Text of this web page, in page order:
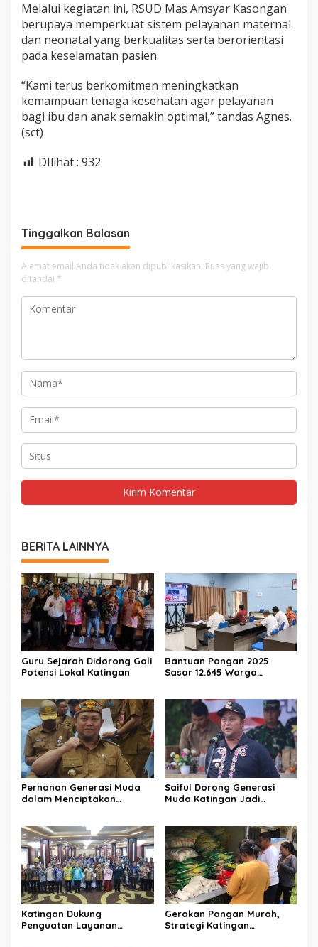
Melalui kegiatan ini, RSUD Mas Amsyar Kasongan
berupaya memperkuat sistem pelayanan maternal
dan neonatal yang berkualitas serta berorientasi
pada keselamatan pasien.
“Kami terus berkomitmen meningkatkan
kemampuan tenaga kesehatan agar pelayanan
bagi ibu dan anak semakin optimal,” tandas Agnes.
(sct)
DIlihat : 932
Tinggalkan Balasan
Alamat email Anda tidak akan dipublikasikan. Ruas yang wajib
ditandai *
BERITA LAINNYA
Guru Sejarah Didorong Gali
Potensi Lokal Katingan
Bantuan Pangan 2025
Sasar 12.645 Warga
Pernanan Generasi Muda
dalam Menciptakan
Saiful Dorong Generasi
Muda Katingan Jadi
Katingan Dukung
Penguatan Layanan
Gerakan Pangan Murah,
Strategi Katingan